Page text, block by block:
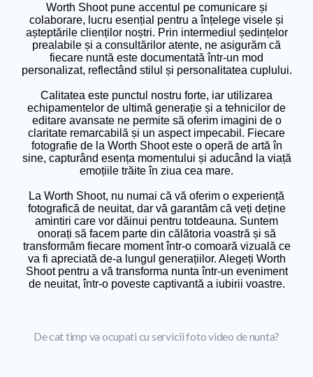
Worth Shoot pune accentul pe comunicare și
colaborare, lucru esențial pentru a înțelege visele și
așteptările clienților noștri. Prin intermediul ședințelor
prealabile și a consultărilor atente, ne asigurăm că
fiecare nuntă este documentată într-un mod
personalizat, reflectând stilul și personalitatea cuplului.
Calitatea este punctul nostru forte, iar utilizarea
echipamentelor de ultimă generație și a tehnicilor de
editare avansate ne permite să oferim imagini de o
claritate remarcabilă și un aspect impecabil. Fiecare
fotografie de la Worth Shoot este o operă de artă în
sine, capturând esența momentului și aducând la viață
emoțiile trăite în ziua cea mare.
La Worth Shoot, nu numai că vă oferim o experiență
fotografică de neuitat, dar vă garantăm că veți deține
amintiri care vor dăinui pentru totdeauna. Suntem
onorați să facem parte din călătoria voastră și să
transformăm fiecare moment într-o comoară vizuală ce
va fi apreciată de-a lungul generațiilor. Alegeți Worth
Shoot pentru a vă transforma nunta într-un eveniment
de neuitat, într-o poveste captivantă a iubirii voastre.
De cat timp va ocupati cu servicii foto video de nunta?